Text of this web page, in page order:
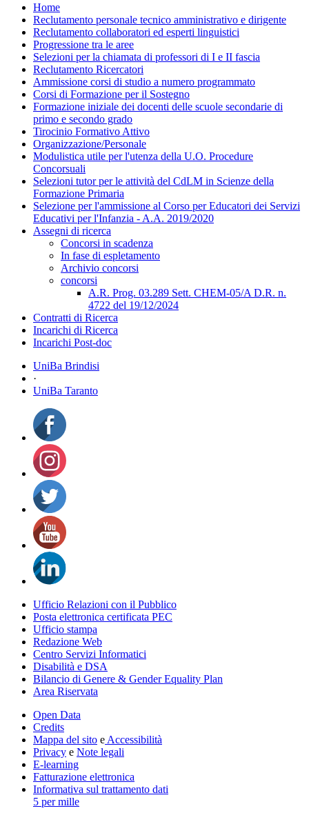
Home
Reclutamento personale tecnico amministrativo e dirigente
Reclutamento collaboratori ed esperti linguistici
Progressione tra le aree
Selezioni per la chiamata di professori di I e II fascia
Reclutamento Ricercatori
Ammissione corsi di studio a numero programmato
Corsi di Formazione per il Sostegno
Formazione iniziale dei docenti delle scuole secondarie di
primo e secondo grado
Tirocinio Formativo Attivo
Organizzazione/Personale
Modulistica utile per l'utenza della U.O. Procedure
Concorsuali
Selezioni tutor per le attività del CdLM in Scienze della
Formazione Primaria
Selezione per l'ammissione al Corso per Educatori dei Servizi
Educativi per l'Infanzia - A.A. 2019/2020
Assegni di ricerca
Concorsi in scadenza
In fase di espletamento
Archivio concorsi
concorsi
A.R. Prog. 03.289 Sett. CHEM-05/A D.R. n.
4722 del 19/12/2024
Contratti di Ricerca
Incarichi di Ricerca
Incarichi Post-doc
UniBa Brindisi
·
UniBa Taranto
Ufficio Relazioni con il Pubblico
Posta elettronica certificata PEC
Ufficio stampa
Redazione Web
Centro Servizi Informatici
Disabilità e DSA
Bilancio di Genere & Gender Equality Plan
Area Riservata
Open Data
Credits
Mappa del sito e Accessibilità
Privacy e Note legali
E-learning
Fatturazione elettronica
Informativa sul trattamento dati
5 per mille